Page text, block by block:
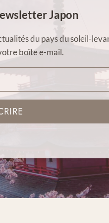
Japon
du pays du soleil-
boîte e-mail.